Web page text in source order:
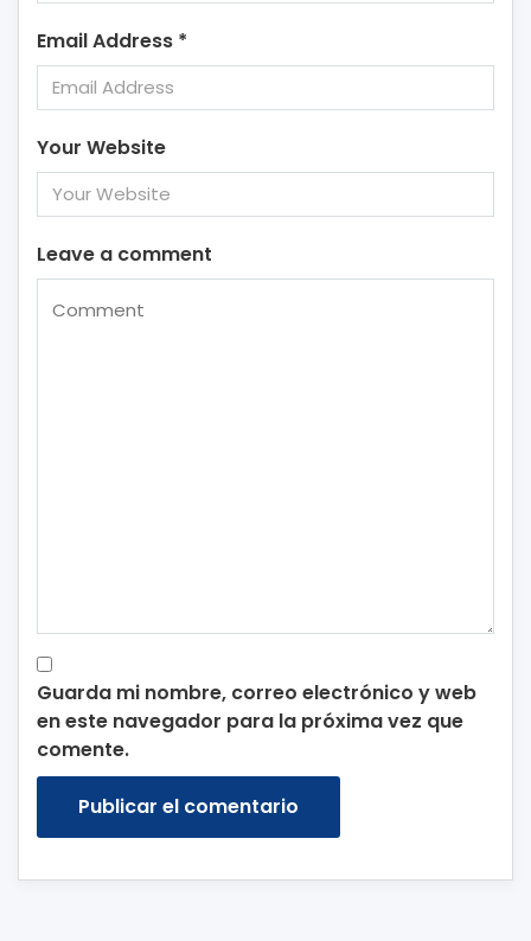
Email Address *
Your Website
Leave a comment
Guarda mi nombre, correo electrónico y web
en este navegador para la próxima vez que
comente.